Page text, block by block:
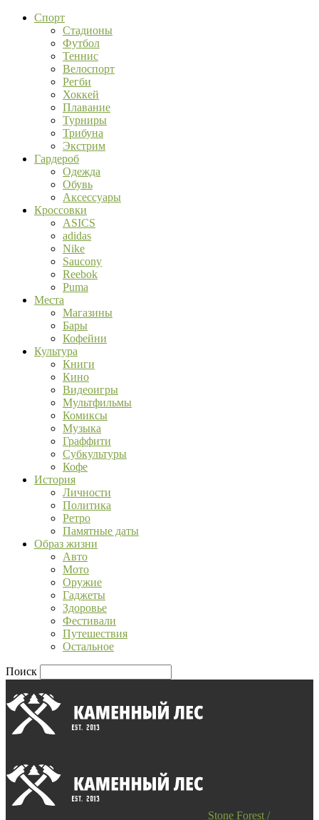
Спорт
Стадионы
Футбол
Теннис
Велоспорт
Регби
Хоккей
Плавание
Турниры
Трибуна
Экстрим
Гардероб
Одежда
Обувь
Аксессуары
Кроссовки
ASICS
adidas
Nike
Saucony
Reebok
Puma
Места
Магазины
Бары
Кофейни
Культура
Книги
Кино
Видеоигры
Мультфильмы
Комиксы
Музыка
Граффити
Субкультуры
Кофе
История
Личности
Политика
Ретро
Памятные даты
Образ жизни
Авто
Мото
Оружие
Гаджеты
Здоровье
Фестивали
Путешествия
Остальное
Поиск
Stone Forest /